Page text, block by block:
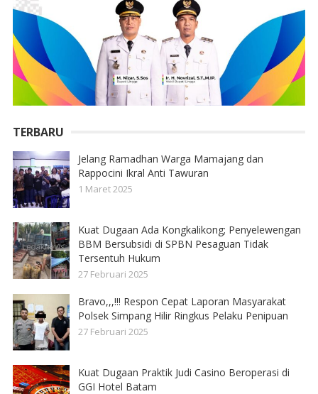
TERBARU
Jelang Ramadhan Warga Mamajang dan
Rappocini Ikral Anti Tawuran
1 Maret 2025
Kuat Dugaan Ada Kongkalikong; Penyelewengan
BBM Bersubsidi di SPBN Pesaguan Tidak
Tersentuh Hukum
27 Februari 2025
Bravo,,,!!! Respon Cepat Laporan Masyarakat
Polsek Simpang Hilir Ringkus Pelaku Penipuan
27 Februari 2025
Kuat Dugaan Praktik Judi Casino Beroperasi di
GGI Hotel Batam